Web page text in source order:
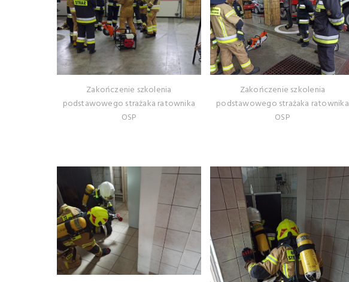
Zakończenie szkolenia
podstawowego strażaka ratownika
OSP
Zakończenie szkolenia
podstawowego strażaka ratownika
OSP